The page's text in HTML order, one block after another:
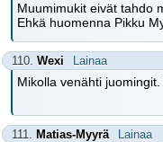
Muumimukit eivät tahdo
Ehkä huomenna Pikku
110. Wexi Lainaa
Mikolla venähti
111. Matias-Myyrä Lainaa